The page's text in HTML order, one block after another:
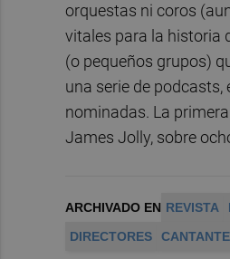
orquestas ni coros
vitales para la historia
(o pequeños grupos)
una serie de
nominadas. La
James Jolly, sobre
ARCHIVADO EN REVISTA
DIRECTORES